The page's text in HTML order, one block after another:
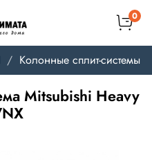
0
Колонные сплит-системы
Mitsubishi Heavy